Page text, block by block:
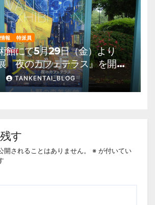
報 特派員
館にて5月29日（金）より
夜のカフェテラス』を開
園 美術館・博物館 混雑情
TANKENTAI_BLOG
す
開されることはありません。 ※ が付いてい